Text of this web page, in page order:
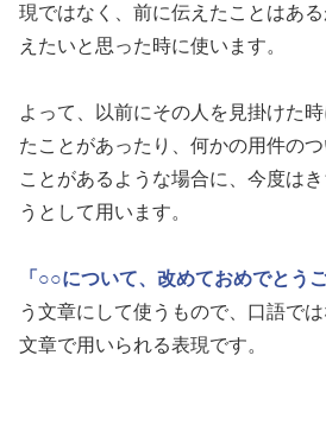
現ではなく、前に伝えたことはあ
えたいと思った時に使います。
よって、以前にその人を見掛けた
たことがあったり、何かの用件の
ことがあるような場合に、今度は
うとして用います。
「○○について、改めておめでとう
う文章にして使うもので、口語で
文章で用いられる表現です。